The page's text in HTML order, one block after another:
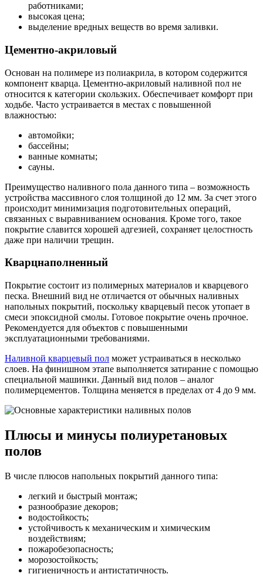
работниками;
высокая цена;
выделение вредных веществ во время заливки.
Цементно-акриловый
Основан на полимере из полиакрила, в котором содержится
компонент кварца. Цементно-акриловый наливной пол не
относится к категории скользких. Обеспечивает комфорт при
ходьбе. Часто устраивается в местах с повышенной
влажностью:
автомойки;
бассейны;
ванные комнаты;
сауны.
Преимущество наливного пола данного типа – возможность
устройства массивного слоя толщиной до 12 мм. За счет этого
происходит минимизация подготовительных операций,
связанных с выравниванием основания. Кроме того, такое
покрытие славится хорошей адгезией, сохраняет целостность
даже при наличии трещин.
Кварцнаполненный
Покрытие состоит из полимерных материалов и кварцевого
песка. Внешний вид не отличается от обычных наливных
напольных покрытий, поскольку кварцевый песок утопает в
смеси эпоксидной смолы. Готовое покрытие очень прочное.
Рекомендуется для объектов с повышенными
эксплуатационными требованиями.
Наливной кварцевый пол может устраиваться в несколько
слоев. На финишном этапе выполняется затирание с помощью
специальной машинки. Данный вид полов – аналог
полимерцементов. Толщина меняется в пределах от 4 до 9 мм.
Плюсы и минусы полиуретановых
полов
В числе плюсов напольных покрытий данного типа:
легкий и быстрый монтаж;
разнообразие декоров;
водостойкость;
устойчивость к механическим и химическим
воздействиям;
пожаробезопасность;
морозостойкость;
гигиеничность и антистатичность.